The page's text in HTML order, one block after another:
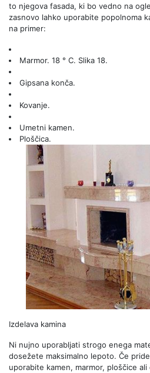
to njegova fasada, ki bo vedno na
zasnovo lahko uporabite popolnoma
na primer:
Marmor. 18 ° C. Slika 18.
Gipsana konča.
Kovanje.
Umetni kamen.
Ploščica.
Izdelava kamina
Ni nujno uporabljati strogo enega
dosežete maksimalno lepoto. Če
uporabite kamen, marmor, ploščice